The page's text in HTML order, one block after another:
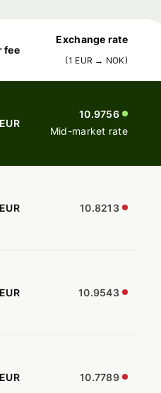
fee
Exchange rate
(1 EUR → NOK)
10.9756
Mid-market rate
10.8213
10.9543
10.7789